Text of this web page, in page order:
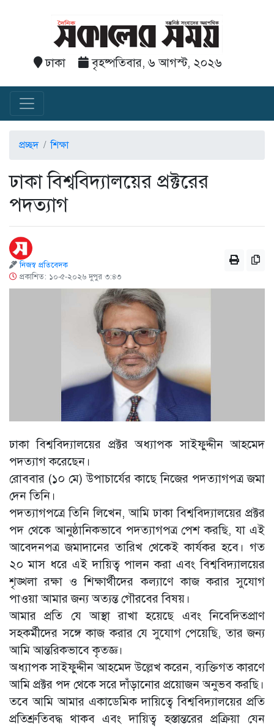
ঢাকা বৃহষ্পতিবার, ৬ আগস্ট, ২০২৬
প্রচ্ছদ শিক্ষা
ঢাকা বিশ্ববিদ্যালয়ের প্রক্টরের
পদত্যাগ
নিজস্ব প্রতিবেদক
প্রকাশিত: ১০-৫-২০২৬ দুপুর ৩:৪৩
ঢাকা বিশ্ববিদ্যালয়ের প্রক্টর অধ্যাপক সাইফুদ্দীন আহমেদ
পদত্যাগ করেছেন।
রোববার (১০ মে) উপাচার্যের কাছে নিজের পদত্যাগপত্র জমা
দেন তিনি।
পদত্যাগপত্রে তিনি লিখেন, আমি ঢাকা বিশ্ববিদ্যালয়ের প্রক্টর
পদ থেকে আনুষ্ঠানিকভাবে পদত্যাগপত্র পেশ করছি, যা এই
আবেদনপত্র জমাদানের তারিখ থেকেই কার্যকর হবে। গত
২০ মাস ধরে এই দায়িত্ব পালন করা এবং বিশ্ববিদ্যালয়ের
শৃঙ্খলা রক্ষা ও শিক্ষার্থীদের কল্যাণে কাজ করার সুযোগ
পাওয়া আমার জন্য অত্যন্ত গৌরবের বিষয়।
আমার প্রতি যে আস্থা রাখা হয়েছে এবং নিবেদিতপ্রাণ
সহকর্মীদের সঙ্গে কাজ করার যে সুযোগ পেয়েছি, তার জন্য
আমি আন্তরিকভাবে কৃতজ্ঞ।
অধ্যাপক সাইফুদ্দীন আহমেদ উল্লেখ করেন, ব্যক্তিগত কারণে
আমি প্রক্টর পদ থেকে সরে দাঁড়ানোর প্রয়োজন অনুভব করছি।
তবে আমি আমার একাডেমিক দায়িত্বে বিশ্ববিদ্যালয়ের প্রতি
প্রতিশ্রুতিবদ্ধ থাকব এবং দায়িত্ব হস্তান্তরের প্রক্রিয়া যেন